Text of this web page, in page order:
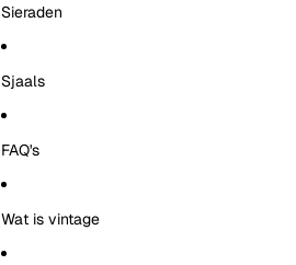
Sieraden
Sjaals
FAQ's
Wat is vintage